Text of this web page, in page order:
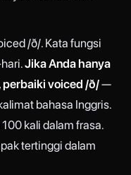
/ð/. Kata fungsi
Jika Anda hanya
perbaiki voiced /ð/—
bahasa Inggris.
kali dalam frasa.
tertinggi dalam